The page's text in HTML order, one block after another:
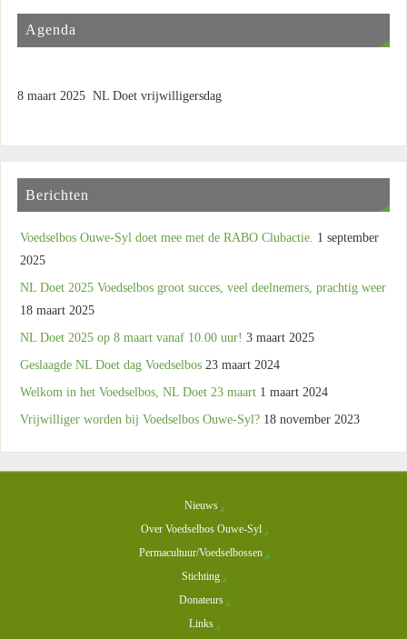
Agenda
8 maart 2025 NL Doet vrijwilligersdag
Berichten
Voedselbos Ouwe-Syl doet mee met de RABO Clubactie. 1 september
2025
NL Doet 2025 Voedselbos groot succes, veel deelnemers, prachtig weer
18 maart 2025
NL Doet 2025 op 8 maart vanaf 10.00 uur! 3 maart 2025
Geslaagde NL Doet dag Voedselbos 23 maart 2024
Welkom in het Voedselbos, NL Doet 23 maart 1 maart 2024
Vrijwilliger worden bij Voedselbos Ouwe-Syl? 18 november 2023
Nieuws
Over Voedselbos Ouwe-Syl
Permacultuur/Voedselbossen
Stichting
Donateurs
Links